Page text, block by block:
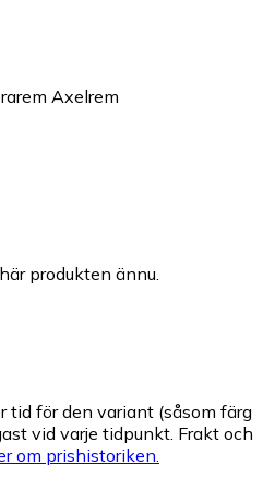
Axelrem
produkten ännu.
tid för den variant (såsom färg
vid varje tidpunkt. Frakt och
om prishistoriken.